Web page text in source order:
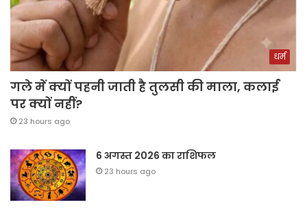
धर्म
गले में क्यों पहनी जाती है तुलसी की माला, कलाई
पर क्यों नहीं?
23 hours ago
6 अगस्त 2026 का राशिफल
23 hours ago